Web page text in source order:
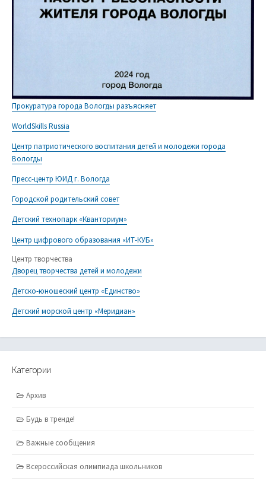
Прокуратура города Вологды разъясняет
WorldSkills Russia
Центр патриотического воспитания детей и молодежи города
Вологды
Пресс-центр ЮИД г. Вологда
Городской родительский совет
Детский технопарк «Кванториум»
Центр цифрового образования «ИТ-КУБ»
Центр творчества
Дворец творчества детей и молодежи
Детско-юношеский центр «Единство»
Детский морской центр «Меридиан»
Категории
Архив
Будь в тренде!
Важные сообщения
Всероссийская олимпиада школьников